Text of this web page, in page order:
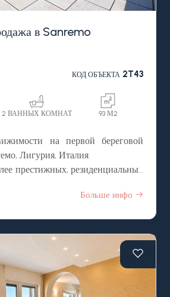
в Sanremo
КОД ОБЪЕКТА2T43
2 ВАННЫХ КОМНАТ 93 М2
на первой береговой
Лигурия, Италия.
престижных, резиденциальных
итальянского курорта Сан
и, разумеется, пляжи,
с огромной террасой и
на море в Италии, регион
Больше инфо